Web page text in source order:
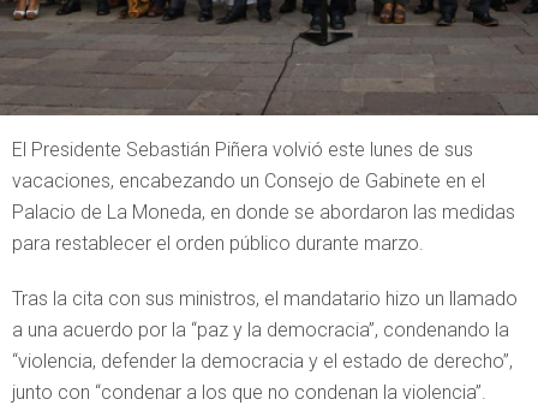
El Presidente Sebastián Piñera volvió este lunes de sus
vacaciones, encabezando un Consejo de Gabinete en el
Palacio de La Moneda, en donde se abordaron las medidas
para restablecer el orden público durante marzo.
Tras la cita con sus ministros, el mandatario hizo un llamado
a una acuerdo por la “paz y la democracia”, condenando la
“violencia, defender la democracia y el estado de derecho”,
junto con “condenar a los que no condenan la violencia”.